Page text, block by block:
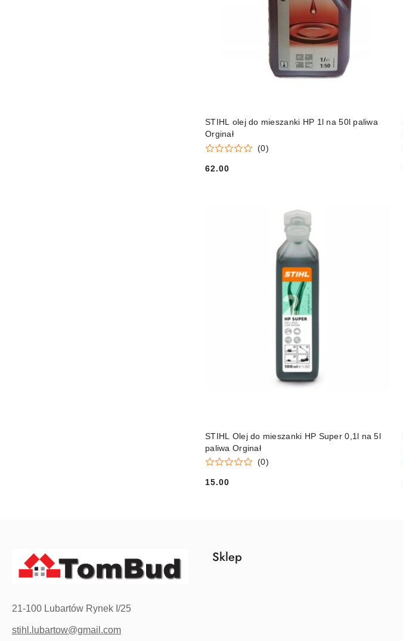
STIHL olej do mieszanki HP 1l na 50l paliwa
Orginał
(0)
Cena:
62.00
STIHL Olej do mieszanki HP Super 0,1l na 5l
paliwa Orginał
(0)
Cena:
15.00
21-100 Lubartów Rynek I/25
stihl.lubartow@gmail.com
Sklep